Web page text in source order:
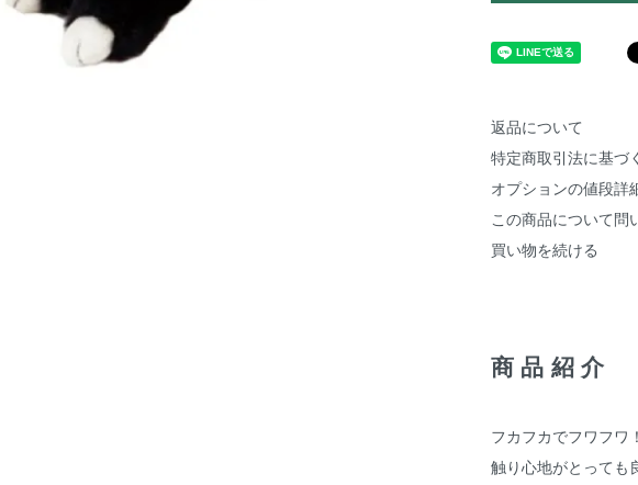
返品について
特定商取引法に基づ
オプションの値段詳
この商品について問
買い物を続ける
商品紹介
フカフカでフワフワ！
触り心地がとっても